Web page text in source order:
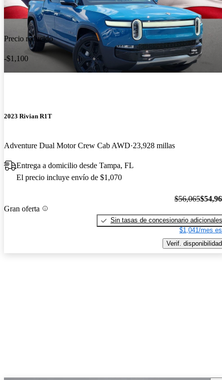
Precio reducido
-$1,100
2023 Rivian R1T
Adventure Dual Motor Crew Cab AWD 23,928 millas
Entrega a domicilio desde Tampa, FL
El precio incluye envío de $1,070
Gran oferta
$56,065
Sin tasas de concesionario adicionales
$1,041/mes
Verif. disponibilidad